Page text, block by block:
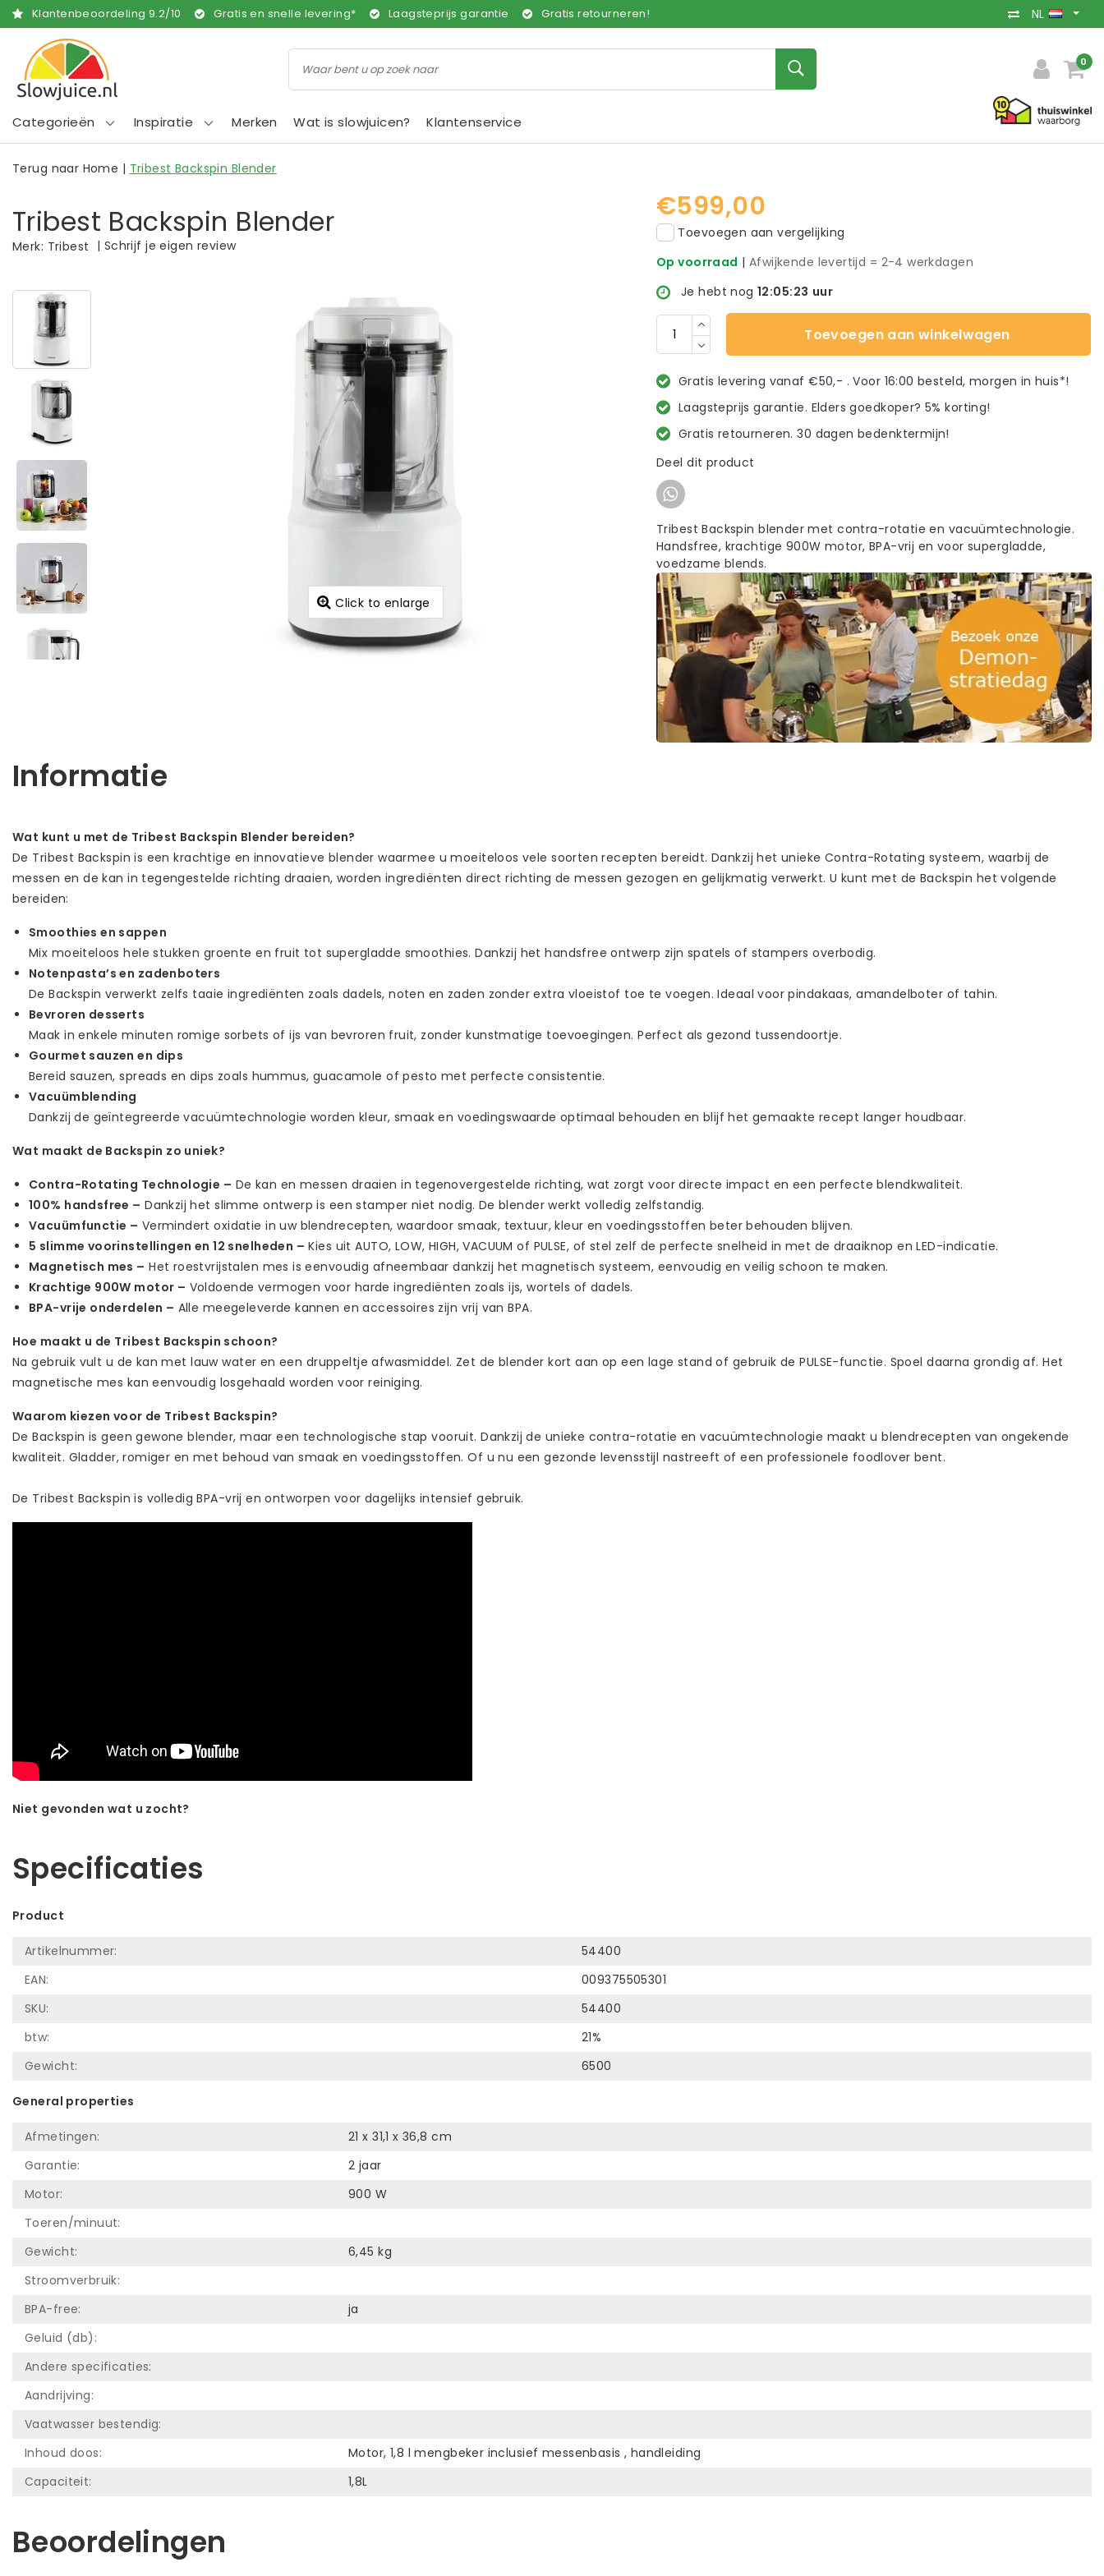
Klantenbeoordeling 9.2/10 Gratis en snelle levering* Laagsteprijs garantie Gratis retourneren! NL
0
Categorieën Inspiratie Merken Wat is slowjuicen? Klantenservice
Terug naar Home | Tribest Backspin Blender
Tribest Backspin Blender
Merk: Tribest | Schrijf je eigen review
Click to enlarge
€599,00
Toevoegen aan vergelijking
Op voorraad | Afwijkende levertijd = 2-4 werkdagen
Je hebt nog 12:05:22 uur
Toevoegen aan winkelwagen
Gratis levering vanaf €50,- . Voor 16:00 besteld, morgen in huis*!
Laagsteprijs garantie. Elders goedkoper? 5% korting!
Gratis retourneren. 30 dagen bedenktermijn!
Deel dit product
Tribest Backspin blender met contra-rotatie en vacuümtechnologie.
Handsfree, krachtige 900W motor, BPA-vrij en voor supergladde,
voedzame blends.
Informatie
Wat kunt u met de Tribest Backspin Blender bereiden?
De Tribest Backspin is een krachtige en innovatieve blender waarmee u moeiteloos vele soorten recepten bereidt. Dankzij het unieke Contra-Rotating systeem, waarbij de
messen en de kan in tegengestelde richting draaien, worden ingrediënten direct richting de messen gezogen en gelijkmatig verwerkt. U kunt met de Backspin het volgende
bereiden:
Smoothies en sappen
Mix moeiteloos hele stukken groente en fruit tot supergladde smoothies. Dankzij het handsfree ontwerp zijn spatels of stampers overbodig.
Notenpasta’s en zadenboters
De Backspin verwerkt zelfs taaie ingrediënten zoals dadels, noten en zaden zonder extra vloeistof toe te voegen. Ideaal voor pindakaas, amandelboter of tahin.
Bevroren desserts
Maak in enkele minuten romige sorbets of ijs van bevroren fruit, zonder kunstmatige toevoegingen. Perfect als gezond tussendoortje.
Gourmet sauzen en dips
Bereid sauzen, spreads en dips zoals hummus, guacamole of pesto met perfecte consistentie.
Vacuümblending
Dankzij de geïntegreerde vacuümtechnologie worden kleur, smaak en voedingswaarde optimaal behouden en blijf het gemaakte recept langer houdbaar.
Wat maakt de Backspin zo uniek?
Contra-Rotating Technologie – De kan en messen draaien in tegenovergestelde richting, wat zorgt voor directe impact en een perfecte blendkwaliteit.
100% handsfree – Dankzij het slimme ontwerp is een stamper niet nodig. De blender werkt volledig zelfstandig.
Vacuümfunctie – Vermindert oxidatie in uw blendrecepten, waardoor smaak, textuur, kleur en voedingsstoffen beter behouden blijven.
5 slimme voorinstellingen en 12 snelheden – Kies uit AUTO, LOW, HIGH, VACUUM of PULSE, of stel zelf de perfecte snelheid in met de draaiknop en LED-indicatie.
Magnetisch mes – Het roestvrijstalen mes is eenvoudig afneembaar dankzij het magnetisch systeem, eenvoudig en veilig schoon te maken.
Krachtige 900W motor – Voldoende vermogen voor harde ingrediënten zoals ijs, wortels of dadels.
BPA-vrije onderdelen – Alle meegeleverde kannen en accessoires zijn vrij van BPA.
Hoe maakt u de Tribest Backspin schoon?
Na gebruik vult u de kan met lauw water en een druppeltje afwasmiddel. Zet de blender kort aan op een lage stand of gebruik de PULSE-functie. Spoel daarna grondig af. Het
magnetische mes kan eenvoudig losgehaald worden voor reiniging.
Waarom kiezen voor de Tribest Backspin?
De Backspin is geen gewone blender, maar een technologische stap vooruit. Dankzij de unieke contra-rotatie en vacuümtechnologie maakt u blendrecepten van ongekende
kwaliteit. Gladder, romiger en met behoud van smaak en voedingsstoffen. Of u nu een gezonde levensstijl nastreeft of een professionele foodlover bent.
De Tribest Backspin is volledig BPA-vrij en ontworpen voor dagelijks intensief gebruik.
Niet gevonden wat u zocht?
Specificaties
Product
Artikelnummer:
54400
EAN:
009375505301
SKU:
54400
btw:
21%
Gewicht:
6500
General properties
Afmetingen:
21 x 31,1 x 36,8 cm
Garantie:
2 jaar
Motor:
900 W
Toeren/minuut:
Gewicht:
6,45 kg
Stroomverbruik:
BPA-free:
ja
Geluid (db):
Andere specificaties:
Aandrijving:
Vaatwasser bestendig:
Inhoud doos:
Motor, 1,8 l mengbeker inclusief messenbasis , handleiding
Capaciteit:
1,8L
Beoordelingen